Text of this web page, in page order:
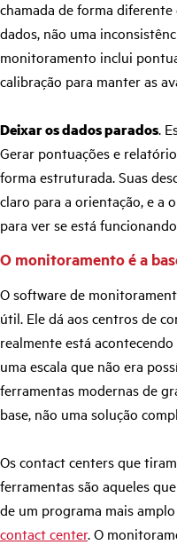
chamada de forma
dados, não uma
monitoramento inclui
calibração para manter as
Deixar os dados parados.
Gerar pontuações e
forma estruturada. Suas
claro para a orientação, e a
para ver se está
O monitoramento é a
O software de
útil. Ele dá aos centros de
realmente está
uma escala que não era
ferramentas modernas de
base, não uma solução
Os contact centers que
ferramentas são aqueles
de um programa mais
contact center. O